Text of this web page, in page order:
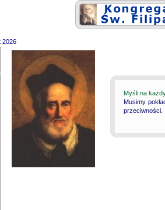
2026
Myśli na
Musimy
przeciwności.